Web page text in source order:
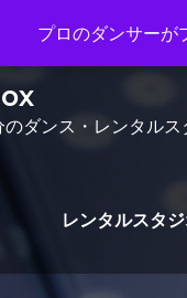
- Sun 10.00 - 23.00
ダンス・レンタルス
レンタルスタ
プロのダンサーが